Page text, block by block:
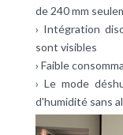
de 240 mm
› Intégration
sont visibles
› Faible
› Le mode
d'humidité sans